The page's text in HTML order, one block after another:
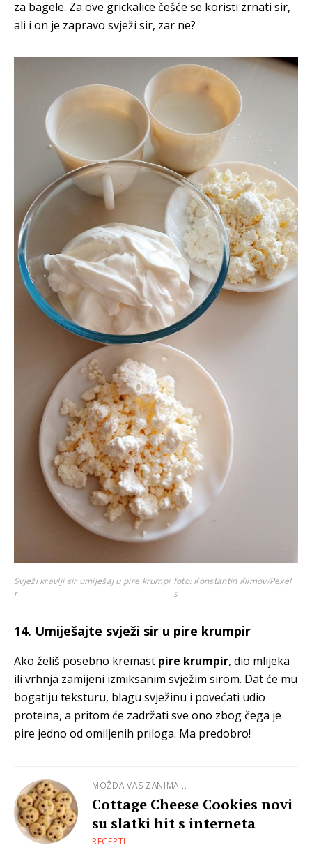
za bagele. Za ove grickalice češće se koristi zrnati sir,
ali i on je zapravo svježi sir, zar ne?
Svježi kravlji sir umiješaj u pire krumpi
r
foto: Konstantin Klimov/Pexel
s
14. Umiješajte svježi sir u pire krumpir
Ako želiš posebno kremast pire krumpir, dio mlijeka
ili vrhnja zamijeni izmiksanim svježim sirom. Dat će mu
bogatiju teksturu, blagu svježinu i povećati udio
proteina, a pritom će zadržati sve ono zbog čega je
pire jedno od omiljenih priloga. Ma predobro!
MOŽDA VAS ZANIMA...
Cottage Cheese Cookies novi
su slatki hit s interneta
RECEPTI